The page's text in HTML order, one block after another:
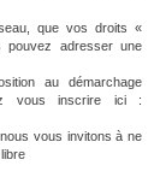
que vos droits «
pouvez adresser une
au démarchage
vous inscrire ici :
vous invitons à ne